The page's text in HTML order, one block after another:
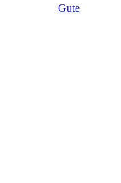
Gute